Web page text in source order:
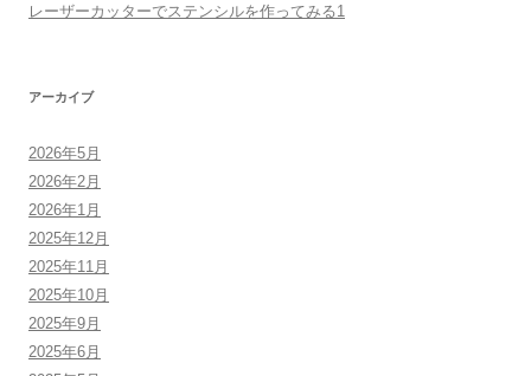
レーザーカッターでステンシルを作ってみる1
アーカイブ
2026年5月
2026年2月
2026年1月
2025年12月
2025年11月
2025年10月
2025年9月
2025年6月